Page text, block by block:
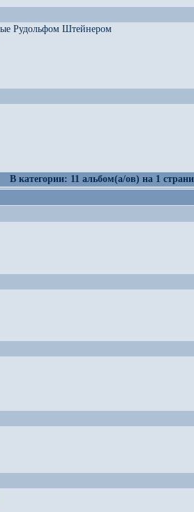
Рудольфом Штейнером
В категории: 11 альбом(а/ов) на 1